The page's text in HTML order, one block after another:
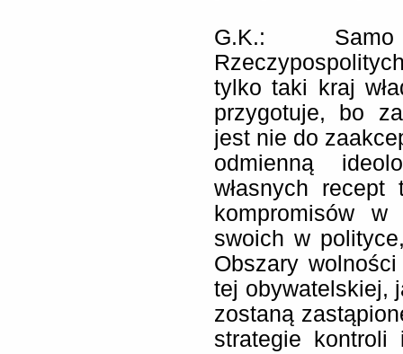
G.K.:
tylko taki kraj
przygotuje, bo
jest nie do
odmienną
własnych
kompromisów
swoich w
Obszary
tej obywatelskiej,
zostaną
strategie kontroli